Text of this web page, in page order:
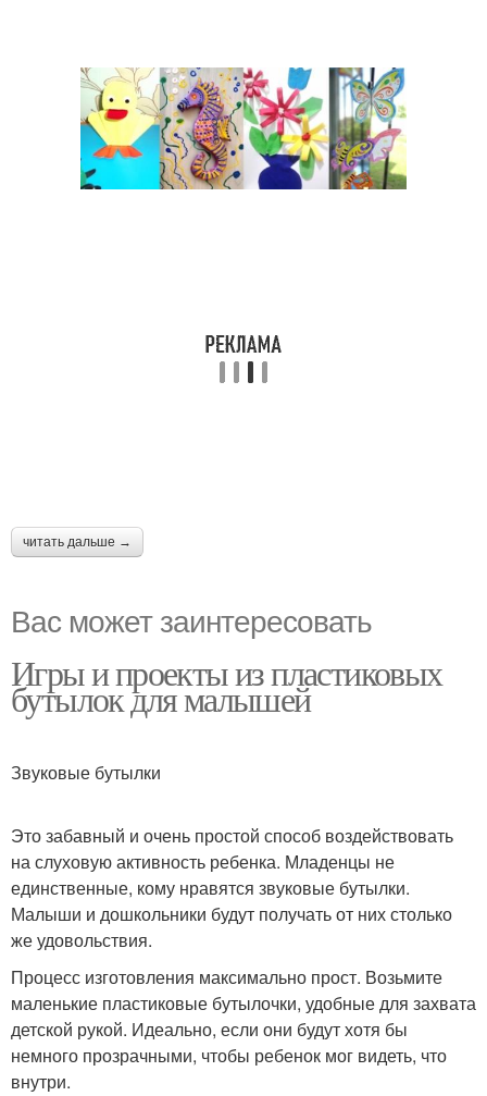
читать дальше →
Вас может заинтересовать
Игры и проекты из пластиковых
бутылок для малышей
Звуковые бутылки
Это забавный и очень простой способ воздействовать
на слуховую активность ребенка. Младенцы не
единственные, кому нравятся звуковые бутылки.
Малыши и дошкольники будут получать от них столько
же удовольствия.
Процесс изготовления максимально прост. Возьмите
маленькие пластиковые бутылочки, удобные для захвата
детской рукой. Идеально, если они будут хотя бы
немного прозрачными, чтобы ребенок мог видеть, что
внутри.